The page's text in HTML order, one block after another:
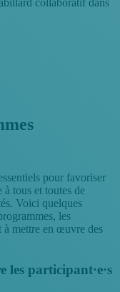
collaboratif dans
pour favoriser
à tous et toutes de
Voici quelques
les
à mettre en œuvre des
les participant·e·s